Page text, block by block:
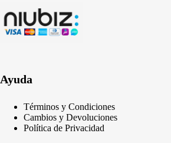
Ayuda
Términos y Condiciones
Cambios y Devoluciones
Política de Privacidad